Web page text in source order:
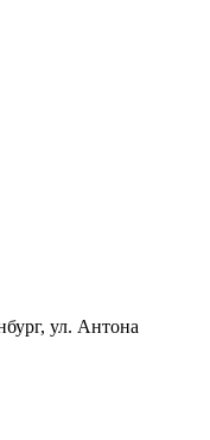
ул. Антона